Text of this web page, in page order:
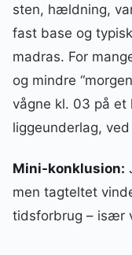
sten, hældning,
fast base og
madras. For
og mindre
vågne kl. 03 på
liggeunderlag,
Mini-konklusion:
men tagteltet
tidsforbrug – især